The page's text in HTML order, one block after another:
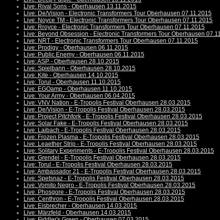
Live: Rival Sons - Oberhausen 13.11.2015
Live: De/Vision - Electronic Transformers Tour Oberhausen 07.11.2015
Live: Noyce TM - Electronic Transformers Tour Oberhausen 07.11.2015
Live: Rroyce - Electronic Transformers Tour Oberhausen 07.11.2015
Live: Beyond Obsession - Electronic Transformers Tour Oberhausen
Live: NRT - Electronic Transformers Tour Oberhausen 07.11.2015
Live: Prodigy - Oberhausen 06.11.2015
Live: Public Enemy - Oberhausen 06.11.2015
Live: ASP - Oberhausen 28.10.2015
Live: Spielbann - Oberhausen 28.10.2015
Live: Kite - Oberhausen 14.10.2015
Live: Torul - Oberhausen 11.10.2015
Live: EGOamp - Oberhausen 11.10.2015
Live: Your Army - Oberhausen 06.04.2015
Live: VNV Nation - E-Tropolis Festival Oberhausen 28.03.2015
Live: De/Vision - E-Tropolis Festival Oberhausen 28.03.2015
Live: Project Pitchfork - E-Tropolis Festival Oberhausen 28.03.2015
Live: Solar Fake - E-Tropolis Festival Oberhausen 28.03.2015
Live: Laibach - E-Tropolis Festival Oberhausen 28.03.2015
Live: Frozen Plasma - E-Tropolis Festival Oberhausen 28.03.2015
Live: Leaether Strip - E-Tropolis Festival Oberhausen 28.03.2015
Live: Solitary Experiments - E-Tropolis Festival Oberhausen 28.03.2015
Live: Grendel - E-Tropolis Festival Oberhausen 28.03.2015
Live: Torul - E-Tropolis Festival Oberhausen 28.03.2015
Live: Ambassador 21 - E-Tropolis Festival Oberhausen 28.03.2015
Live: Spetsnaz - E-Tropolis Festival Oberhausen 28.03.2015
Live: Vomito Negro - E-Tropolis Festival Oberhausen 28.03.2015
Live: Phosgore - E-Tropolis Festival Oberhausen 28.03.2015
Live: Centhron - E-Tropolis Festival Oberhausen 28.03.2015
Live: Eisbrecher - Oberhausen 14.03.2015
Live: Märzfeld - Oberhausen 14.03.2015